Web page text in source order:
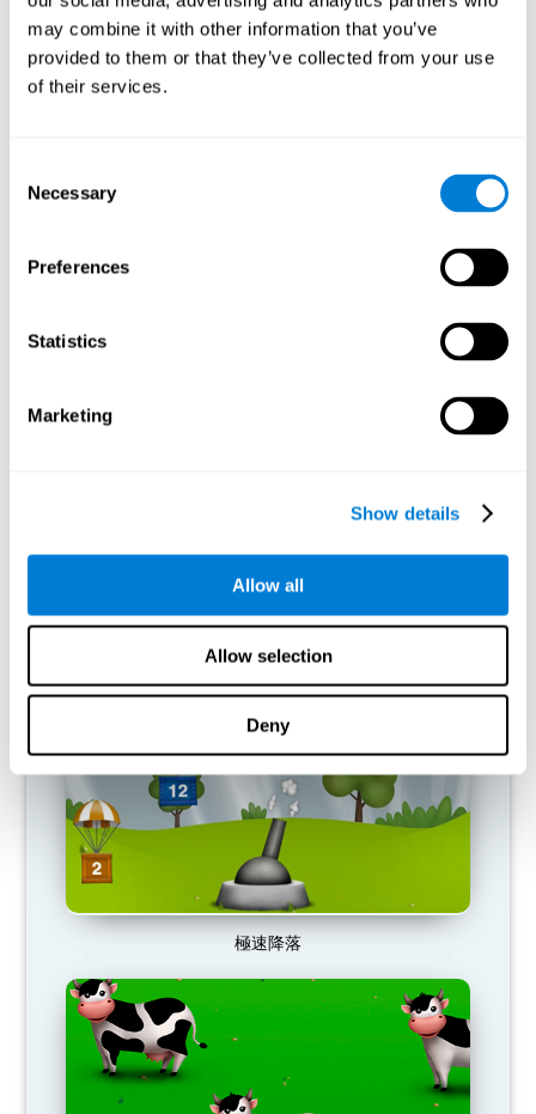
may combine it with other information that you’ve
provided to them or that they’ve collected from your use
of their services.
Selection
Necessary
Preferences
Statistics
Marketing
Show details
Allow all
Allow selection
Deny
機器人工廠有助於鍛鍊計劃、空間感知和轉換能力。持續刺激這
些技能可以幫助創造新的突觸，重組神經迴路並改善認知功能。
如果我不訓練認知能力會發生什麼
我們的大腦生來就會節省資源，因此它往往會消除不經常使用的
連結。如果某種特定的認知能力不被頻繁使用，大腦就無法為該
神經活化模式提供資源，因此它會變得越來越弱。 這使得我們無
高速賽車
極速降落